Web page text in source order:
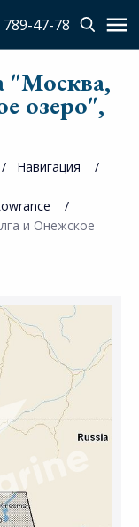
789-47-78
"Москва,
озеро",
Навигация
и Онежское